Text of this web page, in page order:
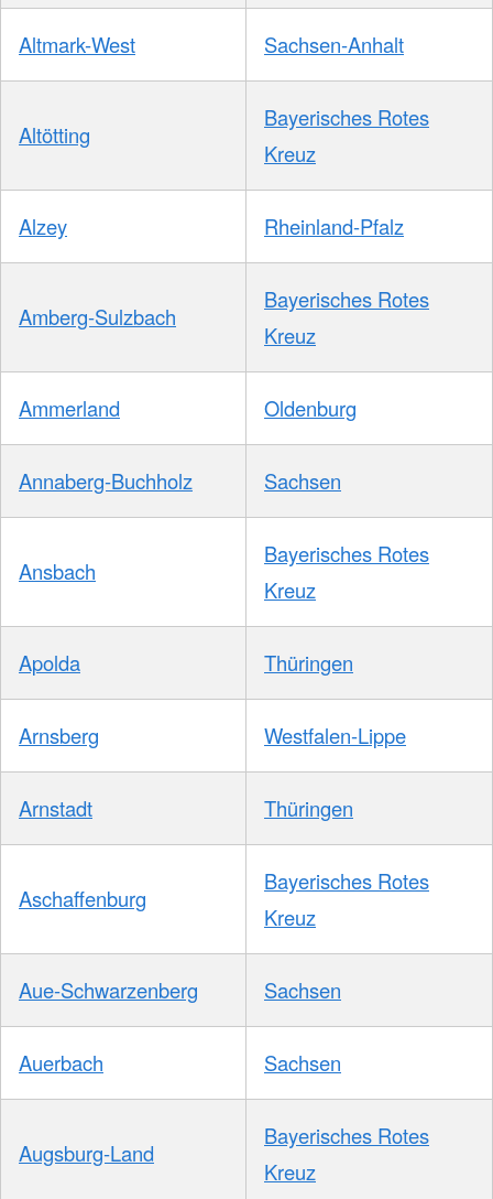
Altmark-West Sachsen-Anhalt
Altötting
Bayerisches Rotes
Kreuz
Alzey Rheinland-Pfalz
Amberg-Sulzbach
Bayerisches Rotes
Kreuz
Ammerland Oldenburg
Annaberg-Buchholz Sachsen
Ansbach
Bayerisches Rotes
Kreuz
Apolda Thüringen
Arnsberg Westfalen-Lippe
Arnstadt Thüringen
Aschaffenburg
Bayerisches Rotes
Kreuz
Aue-Schwarzenberg Sachsen
Auerbach Sachsen
Augsburg-Land
Bayerisches Rotes
Kreuz